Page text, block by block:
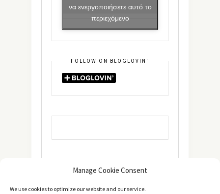
Manage Cookie Consent
We use cookies to optimize our website and our service.
να ενεργοποιήσετε αυτό το
περιεχόμενο
FOLLOW ON BLOGLOVIN’